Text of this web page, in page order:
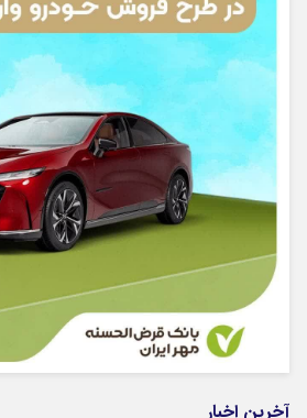
آخرین اخبار